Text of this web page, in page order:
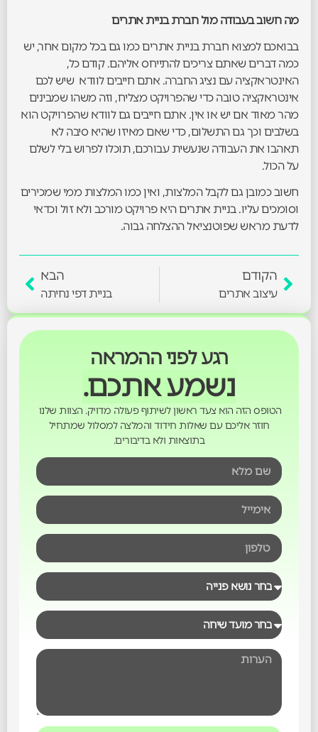
מה חשוב בעבודה מול חברת בניית אתרים
בבואכם למצוא חברת בניית אתרים כמו גם בכל מקום אחר, יש
כמה דברים שאתם צריכים להתייחס אליהם. קודם כל,
האינטראקציה עם נציג החברה. אתם חייבים לוודא שיש לכם
אינטראקציה טובה כדי שהפרויקט מצליח, וזה משהו שמבינים
מהר מאוד אם יש או אין. אתם חייבים גם לוודא שהפרויקט הוא
בשלבים וכך גם התשלום, כדי שאם מאיזו שהיא סיבה לא
תאהבו את העבודה שנעשית עבורכם, תוכלו לפרוש בלי לשלם
על הכול.
חשוב כמובן גם לקבל המלצות, ואין כמו המלצות ממי שמכירים
וסומכים עליו. בניית אתרים היא פרויקט מורכב ולא זול וכדאי
לדעת מראש שפוטנציאל ההצלחה גבוה.
הקודם
עיצוב אתרים
הבא
בניית דפי נחיתה
רגע לפני ההמראה
נשמע אתכם.
הטופס הזה הוא צעד ראשון לשיתוף פעולה מדויק. הצוות שלנו
חוזר אליכם עם שאלות חידוד והמלצה למסלול שמתחיל
בתוצאות ולא בדיבורים.